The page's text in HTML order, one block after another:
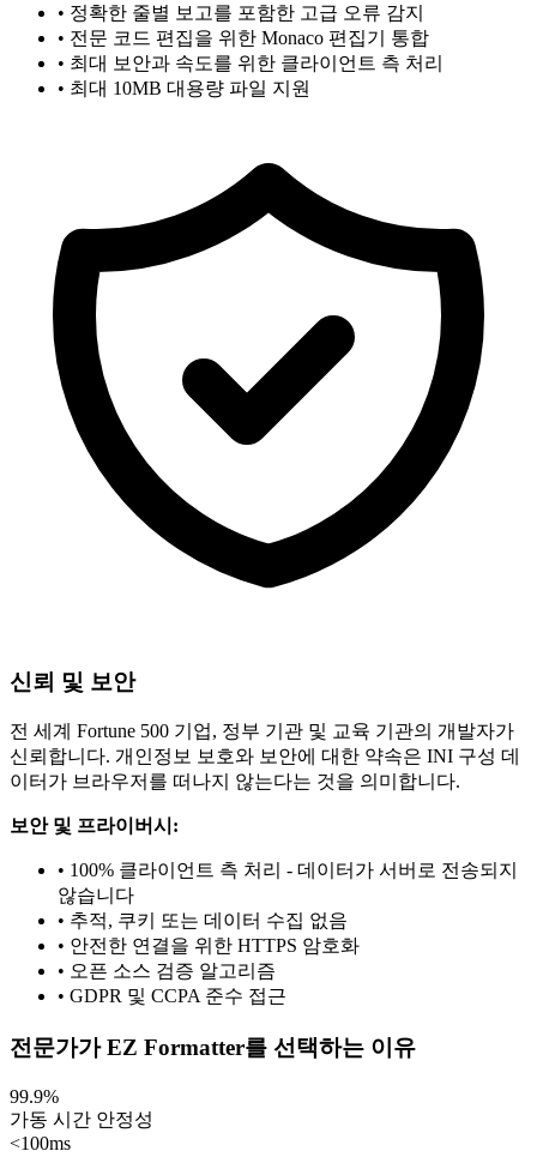
• 정확한 줄별 보고를 포함한 고급 오류 감지
• 전문 코드 편집을 위한 Monaco 편집기 통합
• 최대 보안과 속도를 위한 클라이언트 측 처리
• 최대 10MB 대용량 파일 지원
신뢰 및 보안
전 세계 Fortune 500 기업, 정부 기관 및 교육 기관의 개발자가
신뢰합니다. 개인정보 보호와 보안에 대한 약속은 INI 구성 데
이터가 브라우저를 떠나지 않는다는 것을 의미합니다.
보안 및 프라이버시:
• 100% 클라이언트 측 처리 - 데이터가 서버로 전송되지
않습니다
• 추적, 쿠키 또는 데이터 수집 없음
• 안전한 연결을 위한 HTTPS 암호화
• 오픈 소스 검증 알고리즘
• GDPR 및 CCPA 준수 접근
전문가가 EZ Formatter를 선택하는 이유
99.9%
가동 시간 안정성
<100ms